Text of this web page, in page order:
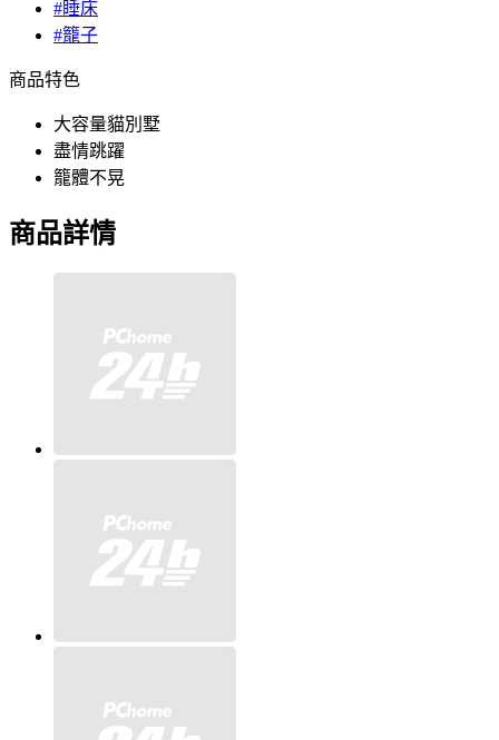
#睡床
#籠子
商品特色
大容量貓別墅
盡情跳躍
籠體不晃
商品詳情